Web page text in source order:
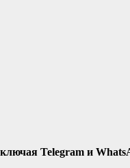
Telegram и